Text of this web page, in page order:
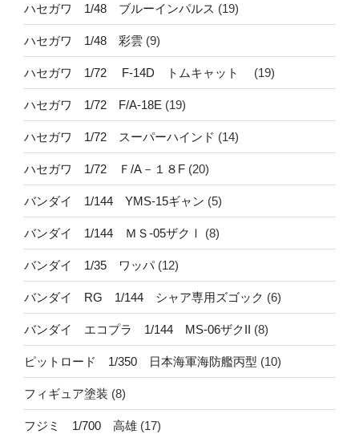
ハセガワ 1/48 ブルーインパルス (19)
ハセガワ 1/48 彩雲 (9)
ハセガワ 1/72 F-14D トムキャット (19)
ハセガワ 1/72 F/A-18E (19)
ハセガワ 1/72 スーパーハインド (14)
ハセガワ 1/72 Ｆ/A－１８F (20)
バンダイ 1/144 YMS-15ギャン (5)
バンダイ 1/144 ＭＳ-05ザクⅠ (8)
バンダイ 1/35 ワッパ(12)
バンダイ RG 1/144 シャア専用ズゴック (6)
バンダイ エコプラ 1/144 MS-06ザクII (8)
ピットロード 1/350 日本海軍海防艦丙型 (10)
フィギュア塗装 (8)
フジミ 1/700 高雄 (17)